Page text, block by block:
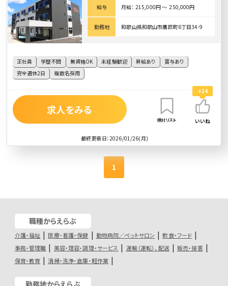
正社員 学歴不問 無資格OK 未経験歓迎 昇給あり
賞与あり
完全週休2日
複数名採用
給与 月給： 215,000円 〜 250,000円
勤務地 和歌山県和歌山市鷹匠町6丁目34-9
最終更新日：2026/01/26(月)
求人をみる
検討リスト
+14
いいね
1
職種からえらぶ
介護・福祉 医療・看護・保健 動物病院／ペットサロン
飲食・フード
事務・管理職
美容・理容・調理・サービス 運輸（運転）、配送
販売・接客
保育・教育
清掃・洗浄・倉庫・軽作業